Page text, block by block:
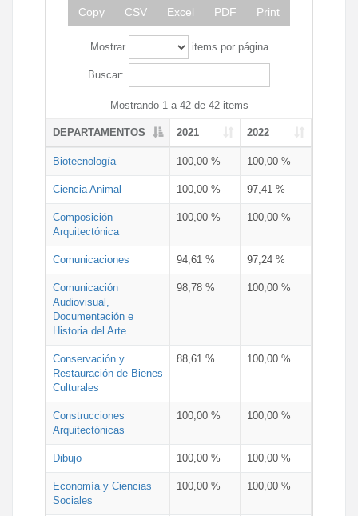
Copy CSV Excel PDF Print
Mostrar items por página
Buscar:
Mostrando 1 a 42 de 42 items
DEPARTAMENTOS 2021 2022
Biotecnología 100,00 % 100,00 %
Ciencia Animal 100,00 % 97,41 %
Composición
Arquitectónica
100,00 % 100,00 %
Comunicaciones 94,61 % 97,24 %
Comunicación
Audiovisual,
Documentación e
Historia del Arte
98,78 % 100,00 %
Conservación y
Restauración de Bienes
Culturales
88,61 % 100,00 %
Construcciones
Arquitectónicas
100,00 % 100,00 %
Dibujo 100,00 % 100,00 %
Economía y Ciencias
Sociales
100,00 % 100,00 %